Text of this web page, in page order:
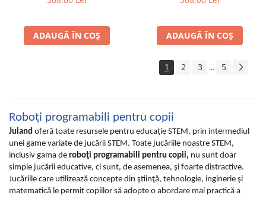
ADAUGĂ ÎN COȘ ADAUGĂ ÎN COȘ
1 2 3 ... 5
Roboţi programabili pentru copii
Juland oferă toate resursele pentru educaţie STEM, prin intermediul
unei game variate de jucării STEM. Toate jucăriile noastre STEM,
inclusiv gama de roboţi programabili pentru copii, nu sunt doar
simple jucării educative, ci sunt, de asemenea, şi foarte distractive.
Jucăriile care utilizează concepte din ştiinţă, tehnologie, inginerie şi
matematică le permit copiilor să adopte o abordare mai practică a